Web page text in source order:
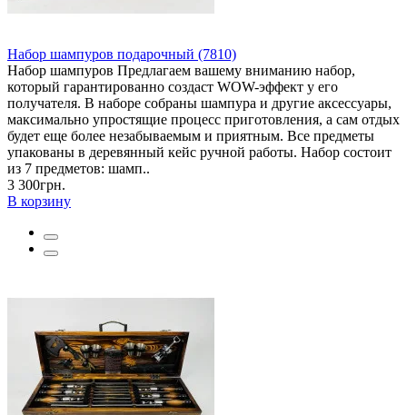
Набор шампуров подарочный (7810)
Набор шампуров Предлагаем вашему вниманию набор,
который гарантированно создаст WOW-эффект у его
получателя. В наборе собраны шампура и другие аксессуары,
максимально упростящие процесс приготовления, а сам отдых
будет еще более незабываемым и приятным. Все предметы
упакованы в деревянный кейс ручной работы. Набор состоит
из 7 предметов: шамп..
3 300грн.
В корзину